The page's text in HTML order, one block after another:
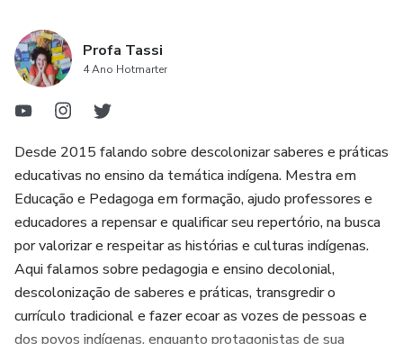
Profa Tassi
4 Ano Hotmarter
Desde 2015 falando sobre descolonizar saberes e práticas
educativas no ensino da temática indígena. Mestra em
Educação e Pedagoga em formação, ajudo professores e
educadores a repensar e qualificar seu repertório, na busca
por valorizar e respeitar as histórias e culturas indígenas.
Aqui falamos sobre pedagogia e ensino decolonial,
descolonização de saberes e práticas, transgredir o
currículo tradicional e fazer ecoar as vozes de pessoas e
dos povos indígenas, enquanto protagonistas de sua